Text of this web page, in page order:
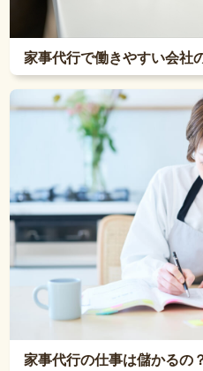
家事代行で働きやすい会社
家事代行の仕事は儲かるの